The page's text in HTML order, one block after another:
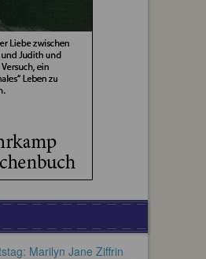
Marilyn Jane Ziffrin